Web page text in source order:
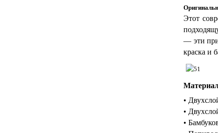
Этот
— эти
краска и
•
•
•